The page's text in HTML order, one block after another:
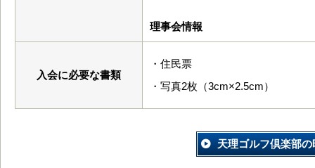
理事会情報
入会に必要な書類
・住民票
・写真2枚（3cm×2.5cm）
天理ゴルフ倶楽部